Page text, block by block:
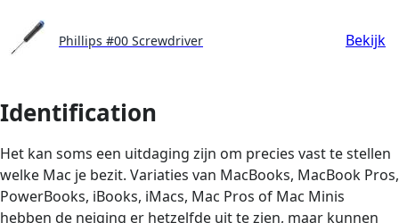
Phillips #00 Screwdriver Bekijk
Identification
Het kan soms een uitdaging zijn om precies vast te stellen
welke Mac je bezit. Variaties van MacBooks, MacBook Pros,
PowerBooks, iBooks, iMacs, Mac Pros of Mac Minis
hebben de neiging er hetzelfde uit te zien, maar kunnen